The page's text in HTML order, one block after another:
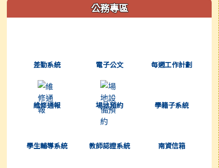
公務專區
差勤系統 電子公文 每週工作計劃
維修通報
(另開新視窗)
場地預約
(另開新視窗)
學籍子系統
學生輔導系統 教師認證系統 南資信箱